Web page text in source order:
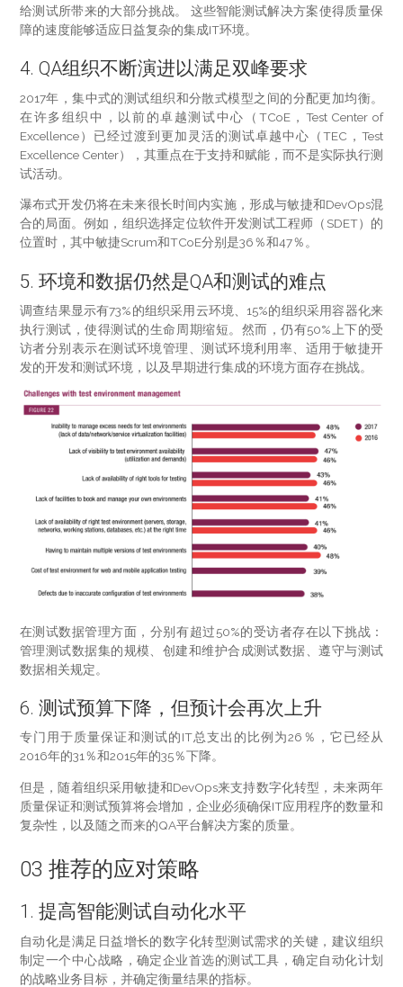
给测试所带来的大部分挑战。 这些智能测试解决方案使得质量保
障的速度能够适应日益复杂的集成IT环境。
4. QA组织不断演进以满足双峰要求
2017年，集中式的测试组织和分散式模型之间的分配更加均衡。
在许多组织中，以前的卓越测试中心（TCoE，Test Center of
Excellence）已经过渡到更加灵活的测试卓越中心（TEC，Test
Excellence Center），其重点在于支持和赋能，而不是实际执行测
试活动。
瀑布式开发仍将在未来很长时间内实施，形成与敏捷和DevOps混
合的局面。例如，组织选择定位软件开发测试工程师（SDET）的
位置时，其中敏捷Scrum和TCoE分别是36％和47％。
5. 环境和数据仍然是QA和测试的难点
调查结果显示有73%的组织采用云环境、15%的组织采用容器化来
执行测试，使得测试的生命周期缩短。然而，仍有50%上下的受
访者分别表示在测试环境管理、测试环境利用率、适用于敏捷开
发的开发和测试环境，以及早期进行集成的环境方面存在挑战。
在测试数据管理方面，分别有超过50%的受访者存在以下挑战：
管理测试数据集的规模、创建和维护合成测试数据、遵守与测试
数据相关规定。
6. 测试预算下降，但预计会再次上升
专门用于质量保证和测试的IT总支出的比例为26％，它已经从
2016年的31％和2015年的35％下降。
但是，随着组织采用敏捷和DevOps来支持数字化转型，未来两年
质量保证和测试预算将会增加，企业必须确保IT应用程序的数量和
复杂性，以及随之而来的QA平台解决方案的质量。
03 推荐的应对策略
1. 提高智能测试自动化水平
自动化是满足日益增长的数字化转型测试需求的关键，建议组织
制定一个中心战略，确定企业首选的测试工具，确定自动化计划
的战略业务目标，并确定衡量结果的指标。